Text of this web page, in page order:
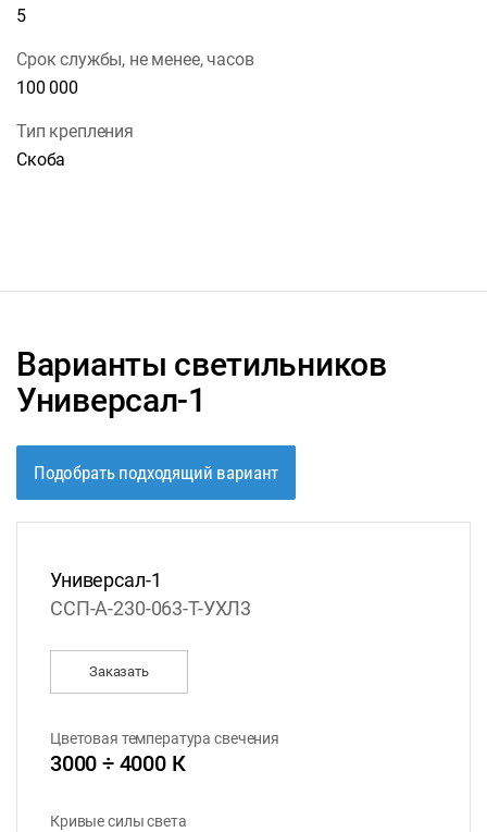
5
Срок службы, не менее, часов
100 000
Тип крепления
Скоба
Варианты светильников
Универсал-1
Подобрать подходящий вариант
Универсал-1
ССП-А-230-063-Т-УХЛ3
Заказать
Цветовая температура свечения
3000 ÷ 4000 К
Кривые силы света